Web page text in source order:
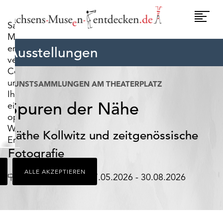
Sachsens-
Museen-
entdecken.de
verwendet
Cookies,
um
Ihnen
ein
optimales
Webseiten-
Erlebnis
zu
bieten.
Dazu
zählen
die
ALLE AKZEPTIEREN
Ausstellungen
KUNSTSAMMLUNGEN AM THEATERPLATZ
Spuren der Nähe
Käthe Kollwitz und zeitgenössische
Fotografie
Ort Chemnitz Datum07.05.2026 - 30.08.2026